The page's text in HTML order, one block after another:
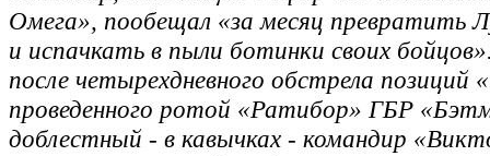
Омега», пообещал «за месяц превратить
и испачкать в пыли ботинки своих
после четырехдневного обстрела позиций
проведенного ротой «Ратибор» ГБР
доблестный - в кавычках - командир